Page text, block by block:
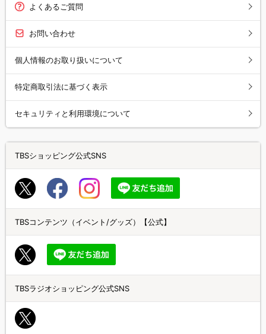
よくあるご質問
お問い合わせ
個人情報のお取り扱いについて
特定商取引法に基づく表示
セキュリティと利用環境について
TBSショッピング公式SNS
TBSコンテンツ（イベント/グッズ）【公式】
TBSラジオショッピング公式SNS